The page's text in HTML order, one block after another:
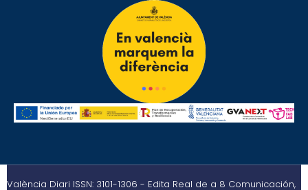
València Diari ISSN: 3101-1306 - Edita Real de a 8 Comunicación,